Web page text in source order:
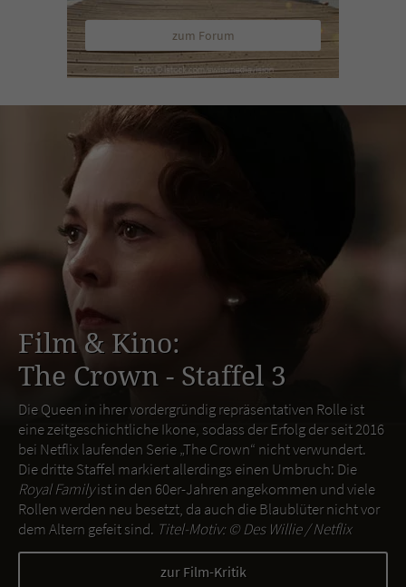
zum Forum
Film & Kino:
The Crown - Staffel 3
Die Queen in ihrer vordergründig repräsentativen Rolle ist
eine zeitgeschichtliche Ikone, sodass der Erfolg der seit 2016
bei Netflix laufenden Serie „The Crown“ nicht verwundert.
Die dritte Staffel markiert allerdings einen Umbruch: Die
Royal Familyist in den 60er-Jahren angekommen und viele
Rollen werden neu besetzt, da auch die Blaublüter nicht vor
dem Altern gefeit sind. Titel-Motiv: ©Des Willie / Netflix
zur Film-Kritik